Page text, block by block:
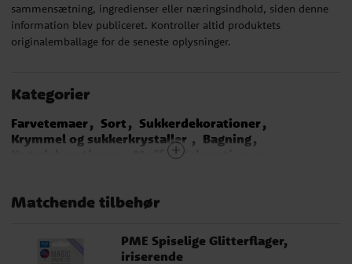
sammensætning, ingredienser eller næringsindhold, siden denne
information blev publiceret. Kontroller altid produktets
originalemballage for de seneste oplysninger.
Kategorier
Farvetemaer Sort
Sukkerdekorationer
Krymmel og sukkerkrystaller
Bagning
Muffinsdekorationer
Matchende tilbehør
PME Spiselige Glitterflager,
iriserende